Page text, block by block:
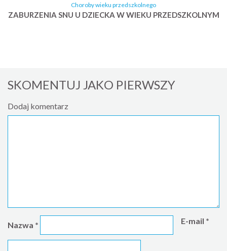
Choroby wieku przedszkolnego
ZABURZENIA SNU U DZIECKA W WIEKU PRZEDSZKOLNYM
SKOMENTUJ JAKO PIERWSZY
Dodaj komentarz
Nazwa * E-mail *